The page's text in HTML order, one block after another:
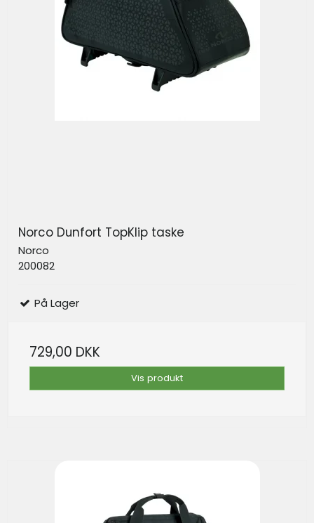
Norco Dunfort TopKlip taske
Norco
200082
På Lager
729,00 DKK
Vis produkt